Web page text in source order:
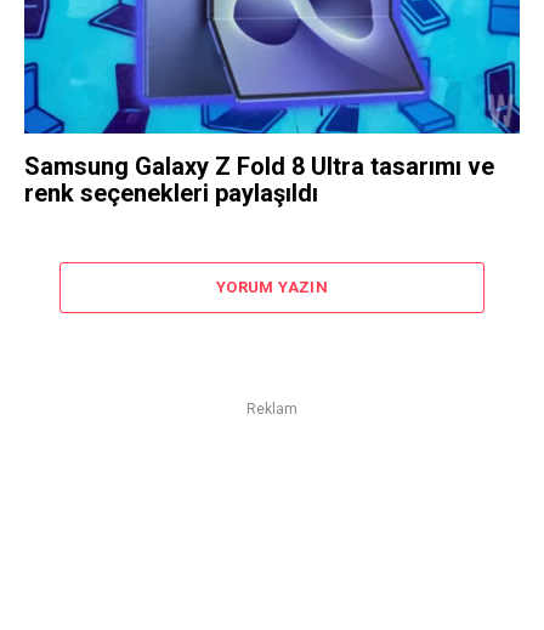
Samsung Galaxy Z Fold 8 Ultra tasarımı ve
renk seçenekleri paylaşıldı
YORUM YAZIN
Reklam